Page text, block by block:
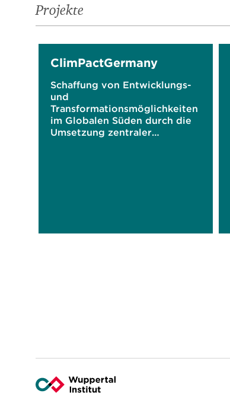
Projekte
ClimPactGermany
Schaffung von Entwicklungs-
und
Transformationsmöglichkeiten
im Globalen Süden durch die
Umsetzung zentraler